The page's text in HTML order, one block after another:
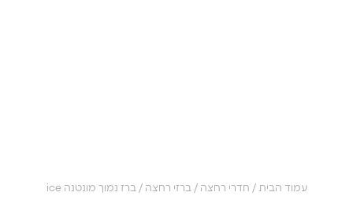
עמוד הבית / חדרי רחצה /ברזי רחצה / ברז נמוך מונטנה ice